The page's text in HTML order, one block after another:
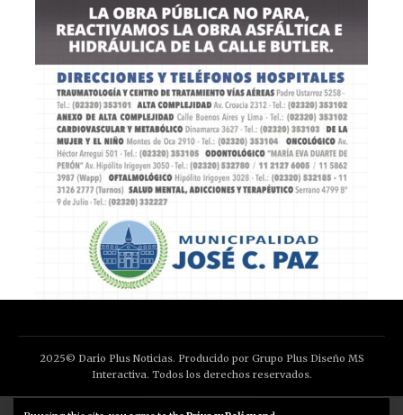
2025© Dario Plus Noticias. Producido por Grupo Plus Diseño MS
Interactiva. Todos los derechos reservados.